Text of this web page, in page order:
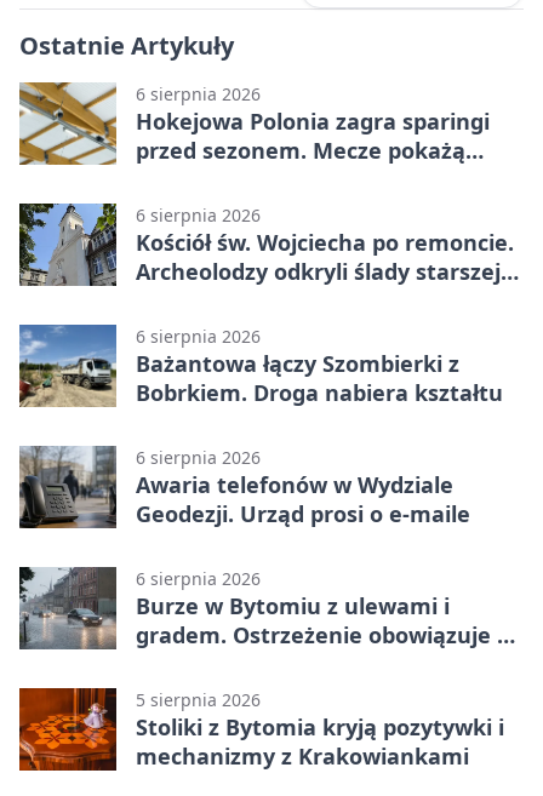
Ostatnie Artykuły
6 sierpnia 2026
Hokejowa Polonia zagra sparingi
przed sezonem. Mecze pokażą
6 sierpnia 2026
Kościół św. Wojciecha po remoncie.
Archeolodzy odkryli ślady starszej
6 sierpnia 2026
Bażantowa łączy Szombierki z
Bobrkiem. Droga nabiera kształtu
6 sierpnia 2026
Awaria telefonów w Wydziale
Geodezji. Urząd prosi o e-maile
6 sierpnia 2026
Burze w Bytomiu z ulewami i
gradem. Ostrzeżenie obowiązuje do
5 sierpnia 2026
Stoliki z Bytomia kryją pozytywki i
mechanizmy z Krakowiankami